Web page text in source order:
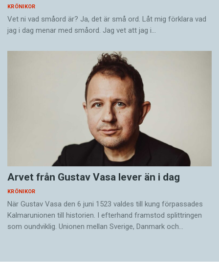
KRÖNIKOR
Vet ni vad småord är? Ja, det är små ord. Låt mig förklara vad
jag i dag menar med småord. Jag vet att jag i…
Arvet från Gustav Vasa lever än i dag
KRÖNIKOR
När Gustav Vasa den 6 juni 1523 ­valdes till kung förpassades
Kalmar­unionen till historien. I efterhand framstod splittringen
som ound­viklig. ­Unionen ­mellan Sverige, Danmark och…